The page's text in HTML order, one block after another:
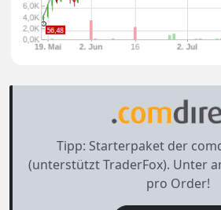
Tipp: Starterpaket der
(unterstützt TraderFox). Unter
pro Order!